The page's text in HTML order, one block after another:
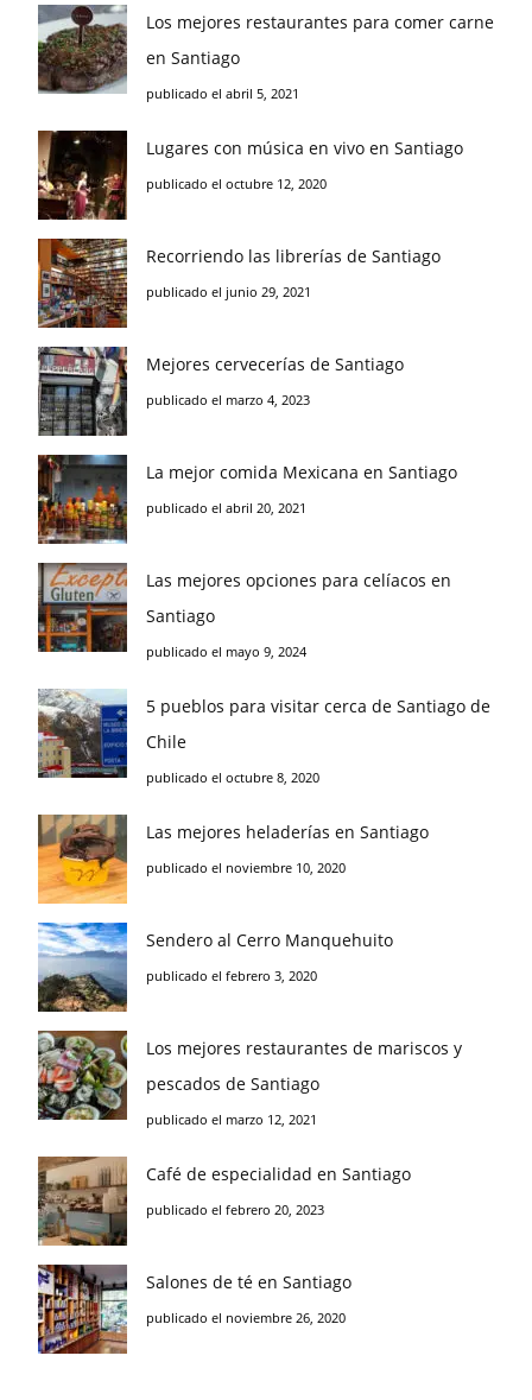
Los mejores restaurantes para comer carne
en Santiago
publicado el abril 5, 2021
Lugares con música en vivo en Santiago
publicado el octubre 12, 2020
Recorriendo las librerías de Santiago
publicado el junio 29, 2021
Mejores cervecerías de Santiago
publicado el marzo 4, 2023
La mejor comida Mexicana en Santiago
publicado el abril 20, 2021
Las mejores opciones para celíacos en
Santiago
publicado el mayo 9, 2024
5 pueblos para visitar cerca de Santiago de
Chile
publicado el octubre 8, 2020
Las mejores heladerías en Santiago
publicado el noviembre 10, 2020
Sendero al Cerro Manquehuito
publicado el febrero 3, 2020
Los mejores restaurantes de mariscos y
pescados de Santiago
publicado el marzo 12, 2021
Café de especialidad en Santiago
publicado el febrero 20, 2023
Salones de té en Santiago
publicado el noviembre 26, 2020